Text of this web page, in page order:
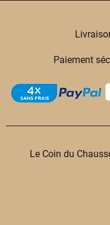
Paiement
Le Coin du